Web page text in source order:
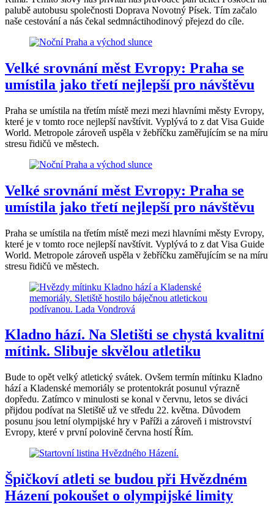
palubě autobusu společnosti Doprava Novotný Písek. Tím začalo
naše cestování a nás čekal sedmnáctihodinový přejezd do cíle.
Velké srovnání měst Evropy: Praha se
umístila jako třetí nejlepší pro návštěvu
Praha se umístila na třetím místě mezi mezi hlavními městy Evropy,
které je v tomto roce nejlepší navštívit. Vyplývá to z dat Visa Guide
World. Metropole zároveň uspěla v žebříčku zaměřujícím se na míru
stresu řidičů ve městech.
Velké srovnání měst Evropy: Praha se
umístila jako třetí nejlepší pro návštěvu
Praha se umístila na třetím místě mezi mezi hlavními městy Evropy,
které je v tomto roce nejlepší navštívit. Vyplývá to z dat Visa Guide
World. Metropole zároveň uspěla v žebříčku zaměřujícím se na míru
stresu řidičů ve městech.
Kladno hází. Na Sletišti se chystá kvalitní
mítink. Slibuje skvělou atletiku
Bude to opět velký atletický svátek. Ovšem termín mítinku Kladno
hází a Kladenské memoriály se protentokrát posunul výrazně
dopředu. Zatímco v minulosti se konal v červnu, letos se diváci
přijdou podívat na Sletiště už ve středu 22. května. Důvodem
posunu jsou letní olympijské hry v Paříži a zároveň i mistrovství
Evropy, které v první polovině června hostí Řím.
Špičkoví atleti se budou při Hvězdném
Házení pokoušet o olympijské limity